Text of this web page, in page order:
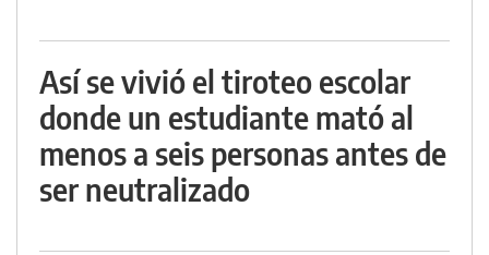
Así se vivió el tiroteo escolar
donde un estudiante mató al
menos a seis personas antes de
ser neutralizado